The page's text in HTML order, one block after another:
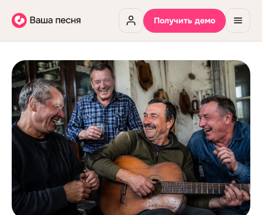
Получить демо